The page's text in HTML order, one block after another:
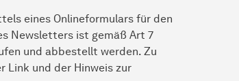
eines Onlineformulars für den
Newsletters ist gemäß Art 7
und abbestellt werden. Zu
Link und der Hinweis zur